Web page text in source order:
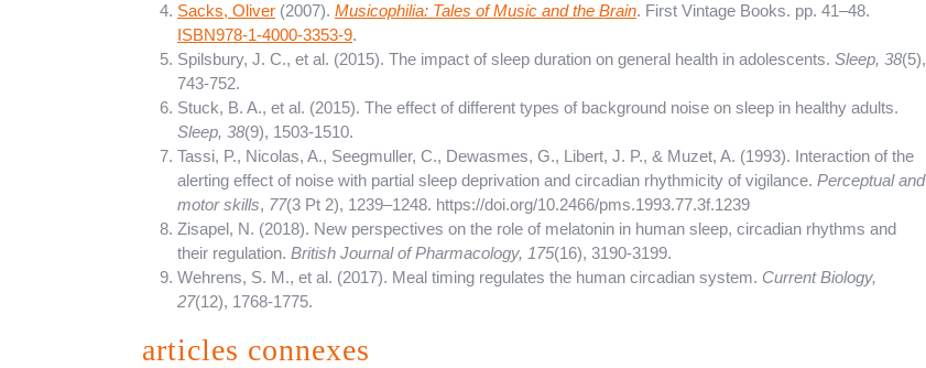
Sacks, Oliver (2007). Musicophilia: Tales of Music and the Brain. First Vintage Books. pp. 41–48.
ISBN978-1-4000-3353-9.
Spilsbury, J. C., et al. (2015). The impact of sleep duration on general health in adolescents. Sleep, 38(5),
743-752.
Stuck, B. A., et al. (2015). The effect of different types of background noise on sleep in healthy adults.
Sleep, 38(9), 1503-1510.
Tassi, P., Nicolas, A., Seegmuller, C., Dewasmes, G., Libert, J. P., & Muzet, A. (1993). Interaction of the
alerting effect of noise with partial sleep deprivation and circadian rhythmicity of vigilance. Perceptual and
motor skills, 77(3 Pt 2), 1239–1248. https://doi.org/10.2466/pms.1993.77.3f.1239
Zisapel, N. (2018). New perspectives on the role of melatonin in human sleep, circadian rhythms and
their regulation. British Journal of Pharmacology, 175(16), 3190-3199.
Wehrens, S. M., et al. (2017). Meal timing regulates the human circadian system. Current Biology,
27(12), 1768-1775.
articles connexes